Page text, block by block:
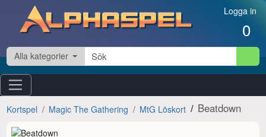
Hoppa till innehåll Logga in
0
Alla kategorier
Kortspel Magic The Gathering MtG Löskort Beatdown